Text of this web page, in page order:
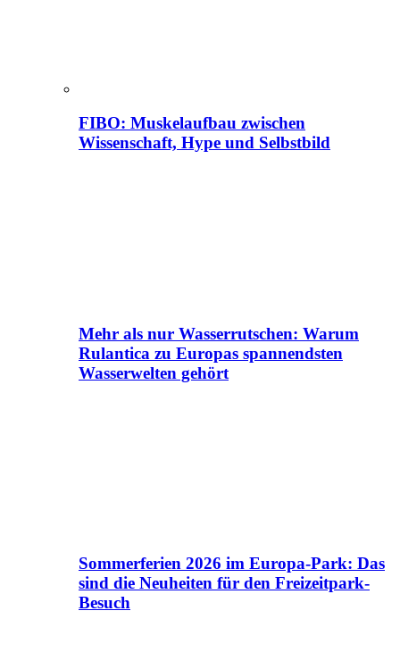
FIBO: Muskelaufbau zwischen
Wissenschaft, Hype und Selbstbild
Mehr als nur Wasserrutschen: Warum
Rulantica zu Europas spannendsten
Wasserwelten gehört
Sommerferien 2026 im Europa-Park: Das
sind die Neuheiten für den Freizeitpark-
Besuch